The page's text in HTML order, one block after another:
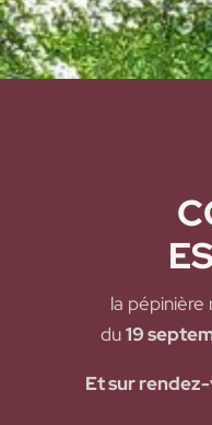
la pépinière
du19
Et sur rendez-